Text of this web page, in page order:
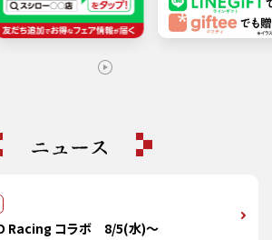
Racing コラボ 8/5(水)～